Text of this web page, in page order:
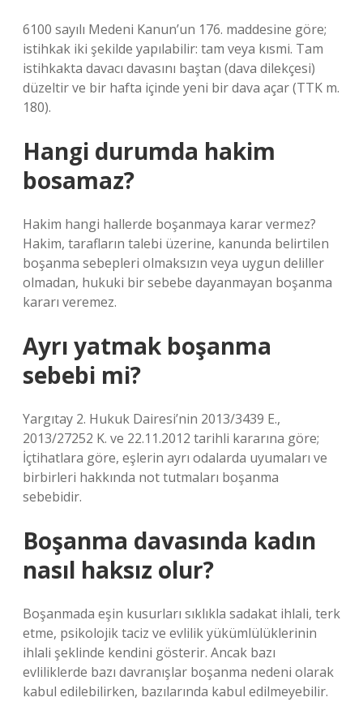
6100 sayılı Medeni Kanun’un 176. maddesine göre;
istihkak iki şekilde yapılabilir: tam veya kısmi. Tam
istihkakta davacı davasını baştan (dava dilekçesi)
düzeltir ve bir hafta içinde yeni bir dava açar (TTK m.
180).
Hangi durumda hakim
bosamaz?
Hakim hangi hallerde boşanmaya karar vermez?
Hakim, tarafların talebi üzerine, kanunda belirtilen
boşanma sebepleri olmaksızın veya uygun deliller
olmadan, hukuki bir sebebe dayanmayan boşanma
kararı veremez.
Ayrı yatmak boşanma
sebebi mi?
Yargıtay 2. Hukuk Dairesi’nin 2013/3439 E.,
2013/27252 K. ve 22.11.2012 tarihli kararına göre;
İçtihatlara göre, eşlerin ayrı odalarda uyumaları ve
birbirleri hakkında not tutmaları boşanma
sebebidir.
Boşanma davasında kadın
nasıl haksız olur?
Boşanmada eşin kusurları sıklıkla sadakat ihlali, terk
etme, psikolojik taciz ve evlilik yükümlülüklerinin
ihlali şeklinde kendini gösterir. Ancak bazı
evliliklerde bazı davranışlar boşanma nedeni olarak
kabul edilebilirken, bazılarında kabul edilmeyebilir.